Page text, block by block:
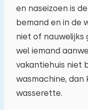
en naseizoen is
bemand en in de
niet of nauwelijks
wel iemand
vakantiehuis niet
wasmachine,
wasserette.